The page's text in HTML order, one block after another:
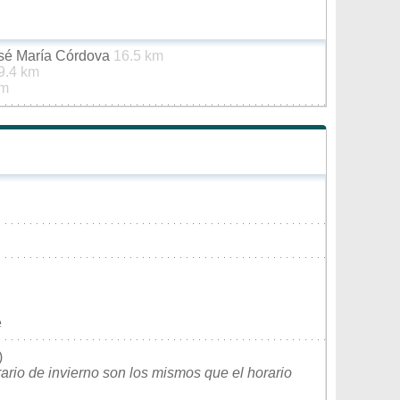
María Córdova 16.5 km
km
de invierno son los mismos que el horario